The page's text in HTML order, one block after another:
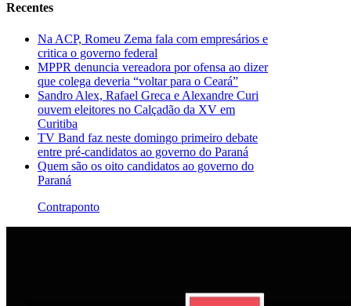
Recentes
Na ACP, Romeu Zema fala com empresários e
critica o governo federal
MPPR denuncia vereadora por ofensa ao dizer
que colega deveria “voltar para o Ceará”
Sandro Alex, Rafael Greca e Alexandre Curi
ouvem eleitores no Calçadão da XV em
Curitiba
TV Band faz neste domingo primeiro debate
entre pré-candidatos ao governo do Paraná
Quem são os oito candidatos ao governo do
Paraná
Contraponto